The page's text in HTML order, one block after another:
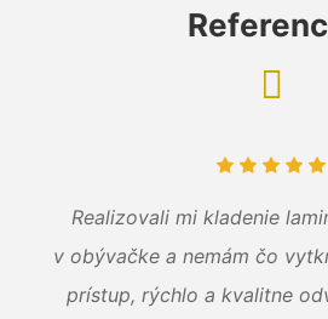
Realizovali mi kladenie
v obývačke a nemám čo
prístup, rýchlo a kvalitne